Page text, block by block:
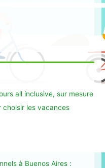
all inclusive, sur mesure
choisir les vacances
à Buenos Aires :